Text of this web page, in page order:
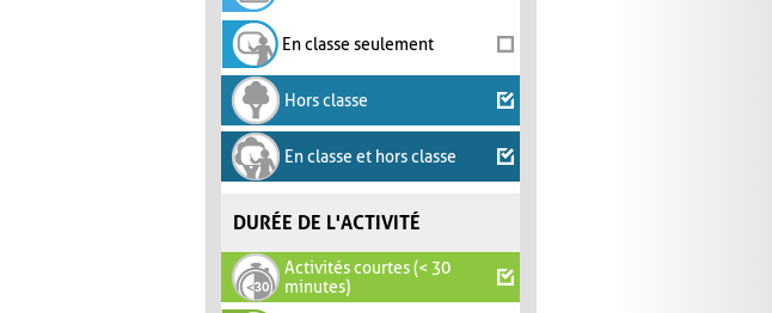
En classe seulement
Hors classe
En classe et hors classe
DURÉE DE L'ACTIVITÉ
Activités courtes (< 30
minutes)